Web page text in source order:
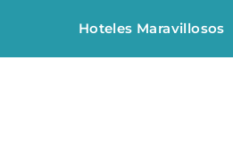
Hoteles Maravillosos